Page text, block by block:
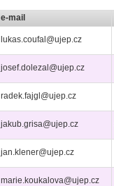
e-mail
lukas.coufal@ujep.cz
josef.dolezal@ujep.cz
radek.fajgl@ujep.cz
jakub.grisa@ujep.cz
jan.klener@ujep.cz
marie.koukalova@ujep.cz